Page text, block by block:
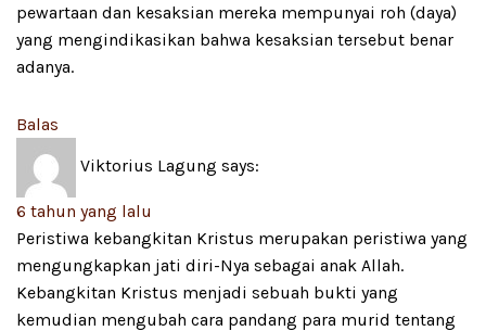
pewartaan dan kesaksian mereka mempunyai roh (daya)
yang mengindikasikan bahwa kesaksian tersebut benar
adanya.
Balas
Viktorius Lagung says:
6 tahun yang lalu
Peristiwa kebangkitan Kristus merupakan peristiwa yang
mengungkapkan jati diri-Nya sebagai anak Allah.
Kebangkitan Kristus menjadi sebuah bukti yang
kemudian mengubah cara pandang para murid tentang